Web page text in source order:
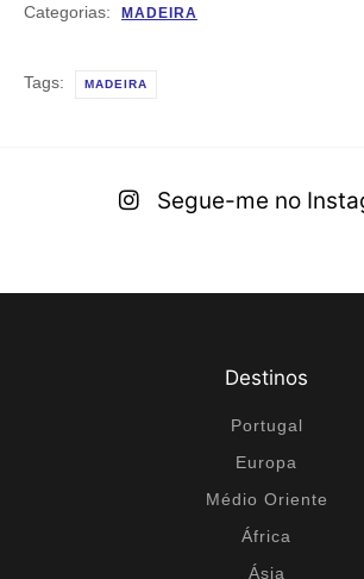
Categorias: MADEIRA
Tags: MADEIRA
Segue-me no
Destinos
Portugal
Europa
Médio Oriente
África
Ásia